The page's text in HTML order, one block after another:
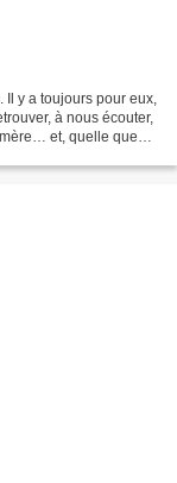
Il y a toujours pour eux,
à nous écouter,
et, quelle que